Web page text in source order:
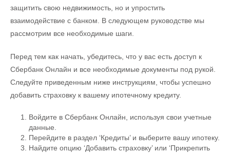
защитить свою недвижимость, но и упростить
взаимодействие с банком. В следующем руководстве мы
рассмотрим все необходимые шаги.
Перед тем как начать, убедитесь, что у вас есть доступ к
Сбербанк Онлайн и все необходимые документы под рукой.
Следуйте приведенным ниже инструкциям, чтобы успешно
добавить страховку к вашему ипотечному кредиту.
Войдите в Сбербанк Онлайн, используя свои учетные
данные.
Перейдите в раздел ‘Кредиты’ и выберите вашу ипотеку.
Найдите опцию ‘Добавить страховку’ или ‘Прикрепить